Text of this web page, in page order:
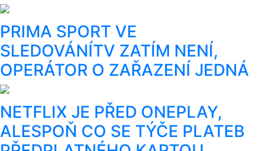
PRIMA SPORT VE
SLEDOVÁNÍTV ZATÍM NENÍ,
OPERÁTOR O ZAŘAZENÍ JEDNÁ
NETFLIX JE PŘED ONEPLAY,
ALESPOŇ CO SE TÝČE PLATEB